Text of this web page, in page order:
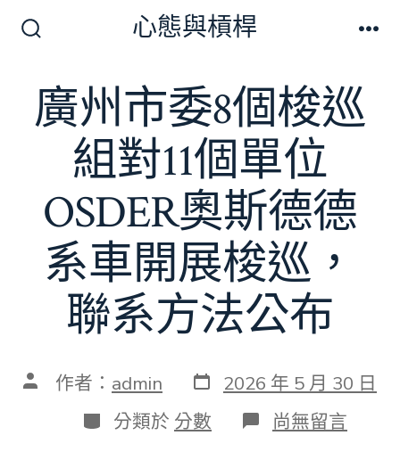
切
換
開
心態與槓桿
廣州市委8個梭巡
組對11個單位
OSDER奧斯德德
系車開展梭巡，
聯系方法公布
文 作者： admin 發
表
日
期
2026 年 5 月 30 日
分
類
分類於 分數 在
〈廣
尚無留言